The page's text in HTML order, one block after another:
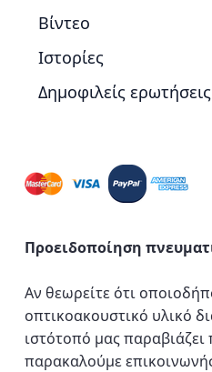
Βίντεο
Ιστορίες
Δημοφιλείς ερωτήσεις
Προειδοποίηση
Αν θεωρείτε ότι
οπτικοακουστικό υλικό
ιστότοπό μας
παρακαλούμε